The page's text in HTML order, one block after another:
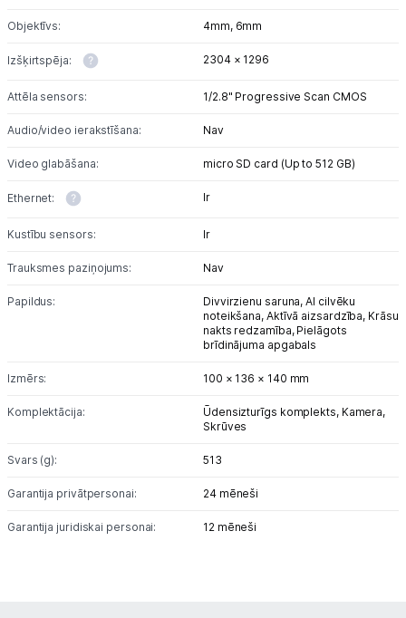
Objektīvs: 4mm, 6mm
Izšķirtspēja: 2304 × 1296
Attēla sensors: 1/2.8" Progressive Scan CMOS
Audio/video ierakstīšana: Nav
Video glabāšana: micro SD card (Up to 512 GB)
Ethernet: Ir
Kustību sensors: Ir
Trauksmes paziņojums: Nav
Papildus: Divvirzienu saruna,AI cilvēku
noteikšana, Aktīvā aizsardzība, Krāsu
nakts redzamība, Pielāgots
brīdinājuma apgabals
Izmērs: 100 × 136 × 140 mm
Komplektācija: Ūdensizturīgs komplekts, Kamera,
Skrūves
Svars (g): 513
Garantija privātpersonai: 24 mēneši
Garantija juridiskai personai: 12 mēneši